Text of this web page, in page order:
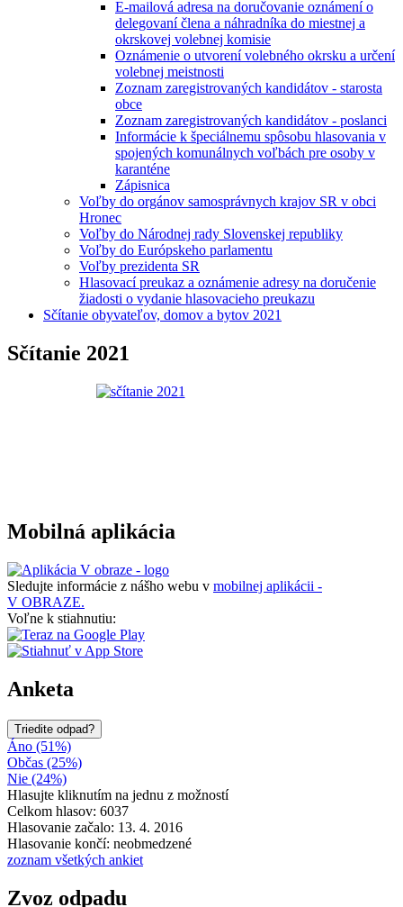
E-mailová adresa na doručovanie oznámení o
delegovaní člena a náhradníka do miestnej a
okrskovej volebnej komisie
Oznámenie o utvorení volebného okrsku a určení
volebnej meistnosti
Zoznam zaregistrovaných kandidátov - starosta
obce
Zoznam zaregistrovaných kandidátov - poslanci
Informácie k špeciálnemu spôsobu hlasovania v
spojených komunálnych voľbách pre osoby v
karanténe
Zápisnica
Voľby do orgánov samosprávnych krajov SR v obci
Hronec
Voľby do Národnej rady Slovenskej republiky
Voľby do Európskeho parlamentu
Voľby prezidenta SR
Hlasovací preukaz a oznámenie adresy na doručenie
žiadosti o vydanie hlasovacieho preukazu
Sčítanie obyvateľov, domov a bytov 2021
Sčítanie 2021
Mobilná aplikácia
Sledujte informácie z nášho webu v mobilnej aplikácii -
V OBRAZE.
Voľne k stiahnutiu:
Anketa
Triedite odpad?
Áno (51%)
Občas (25%)
Nie (24%)
Hlasujte kliknutím na jednu z možností
Celkom hlasov: 6037
Hlasovanie začalo: 13. 4. 2016
Hlasovanie končí: neobmedzené
zoznam všetkých ankiet
Zvoz odpadu